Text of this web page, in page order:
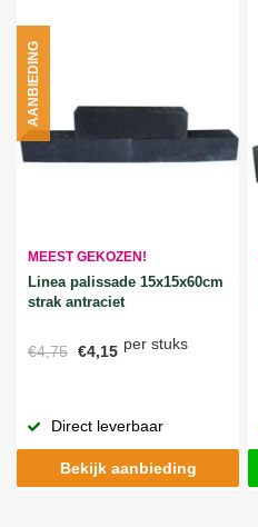
MEEST GEKOZEN!
Linea palissade 15x15x60cm
strak antraciet
€4,75 €4,15 per stuks
AANBIEDING
Direct leverbaar
Bekijk aanbieding